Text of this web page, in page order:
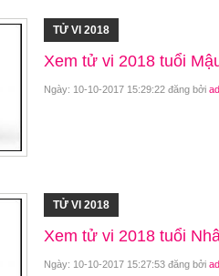
TỬ VI 2018
Xem tử vi 2018 tuổi
Ngày: 10-10-2017 15:29:22 đăng bởi
TỬ VI 2018
Xem tử vi 2018 tuổi
Ngày: 10-10-2017 15:27:53 đăng bởi